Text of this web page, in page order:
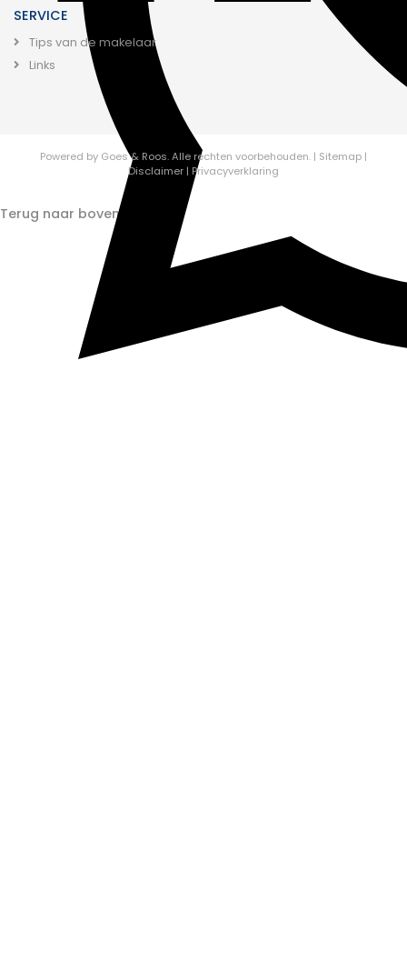
SERVICE
Tips van de makelaar
Links
Powered by Goes & Roos.Alle rechten voorbehouden. | Sitemap |
Disclaimer | Privacyverklaring